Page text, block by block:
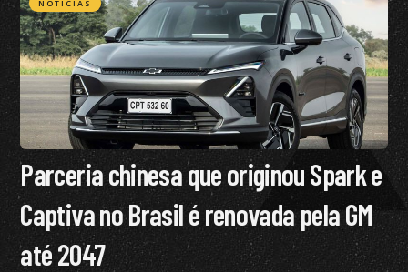
NOTÍCIAS
Parceria chinesa que originou Spark e
Captiva no Brasil é renovada pela GM
até 2047